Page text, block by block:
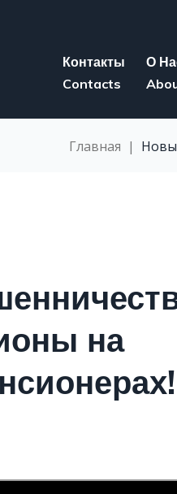
Контакты
Contacts
О
Главная |
на